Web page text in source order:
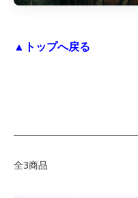
▲トップへ戻る
全3商品